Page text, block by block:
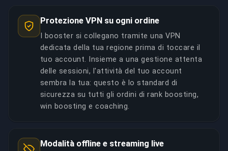
Protezione VPN su ogni ordine
I booster si collegano tramite una VPN
dedicata della tua regione prima di toccare il
tuo account. Insieme a una gestione attenta
delle sessioni, l'attività del tuo account
sembra la tua: questo è lo standard di
sicurezza su tutti gli ordini di rank boosting,
win boosting e coaching.
Modalità offline e streaming live